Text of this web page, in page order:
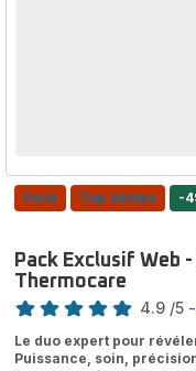
Pack Top Ventes -
Pack Exclusif Web
Thermocare
Note
4.9 /5 -
Le duo expert pour
Puissance, soin,